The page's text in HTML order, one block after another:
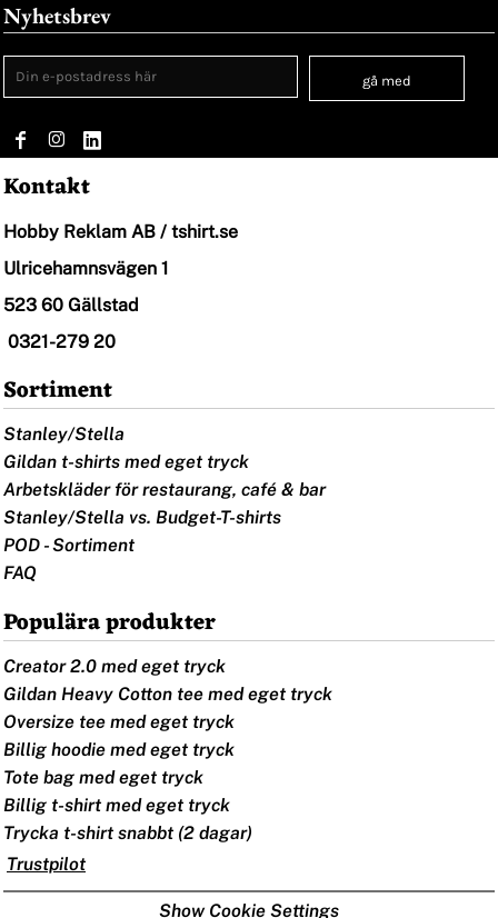
Nyhetsbrev
gå med
Kontakt
Hobby Reklam AB / tshirt.se
Ulricehamnsvägen 1
523 60 Gällstad
0321-279 20
Sortiment
Stanley/Stella
Gildan t-shirts med eget tryck
Arbetskläder för restaurang, café & bar
Stanley/Stella vs. Budget-T-shirts
POD - Sortiment
FAQ
Populära produkter
Creator 2.0 med eget tryck
Gildan Heavy Cotton tee med eget tryck
Oversize tee med eget tryck
Billig hoodie med eget tryck
Tote bag med eget tryck
Billig t-shirt med eget tryck
Trycka t-shirt snabbt (2 dagar)
Trustpilot
Show Cookie Settings